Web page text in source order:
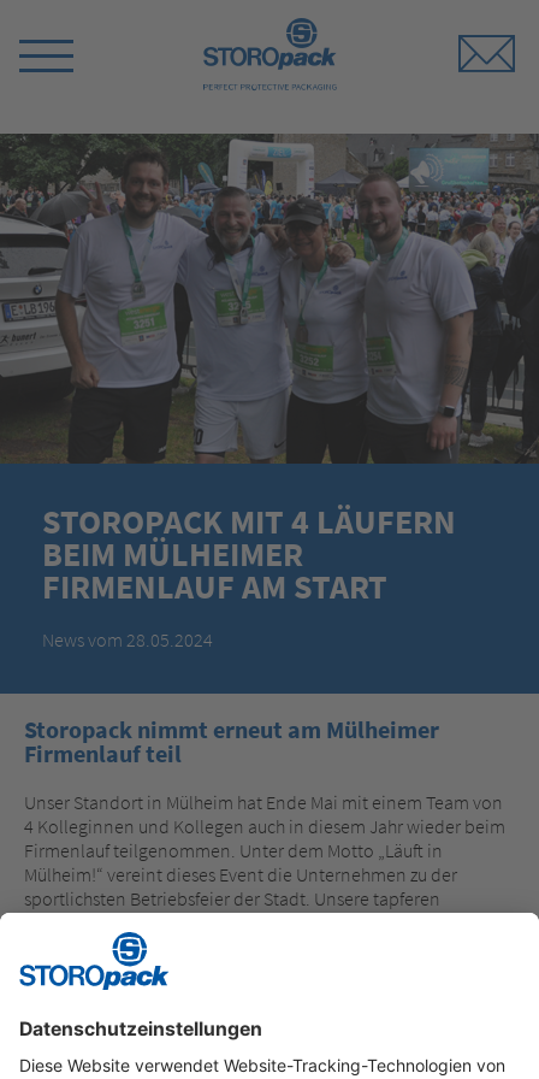
Menü
STOROPACK MIT 4 LÄUFERN
BEIM MÜLHEIMER
FIRMENLAUF AM START
News vom 28.05.2024
Storopack nimmt erneut am Mülheimer
Firmenlauf teil
Unser Standort in Mülheim hat Ende Mai mit einem Team von
4 Kolleginnen und Kollegen auch in diesem Jahr wieder beim
Firmenlauf teilgenommen. Unter dem Motto „Läuft in
Mülheim!“ vereint dieses Event die Unternehmen zu der
sportlichsten Betriebsfeier der Stadt. Unsere tapferen
Laufstrecke geschickt. Insgesamt 3.500 Teilnehmerinnen und
Teilnehmer aus 148 Teams waren dieses Mal daran beteiligt.
Instagram LinkedIn Vimeo